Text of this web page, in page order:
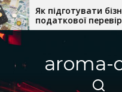
Перейти
к
содержимому
бізнес до
aroma-